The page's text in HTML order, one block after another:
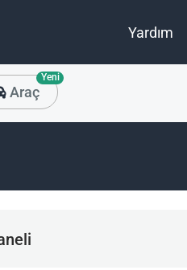
Yardım
Araç
Yeni